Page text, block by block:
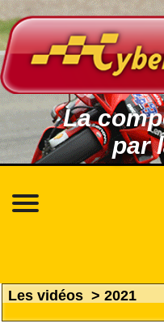
La
par
Les vidéos > 2021